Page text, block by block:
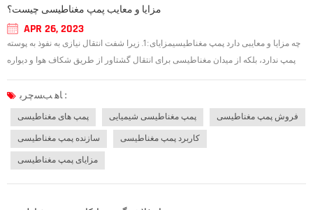
مزایا و معایب پمپ مغناطیسی چیست؟
APR 26, 2023
چه مزایا و معایبی دارد پمپ مغناطیسیمزایای:1. زیرا شفت انتقال نیازی به نفوذ به پوسته
پمپ ندارد، بلکه از میدان مغناطیسی برای انتقال گشتاور از طریق شکاف هوا و دیواره
ﺎﻫ ﺐﺴﭼﺮﺑ :
پمپ های مغناطیسی پمپ مغناطیسی شیمیایی فروش پمپ مغناطیسی
سازنده پمپ مغناطیسی کاربرد پمپ مغناطیسی
مزایای پمپ مغناطیسی